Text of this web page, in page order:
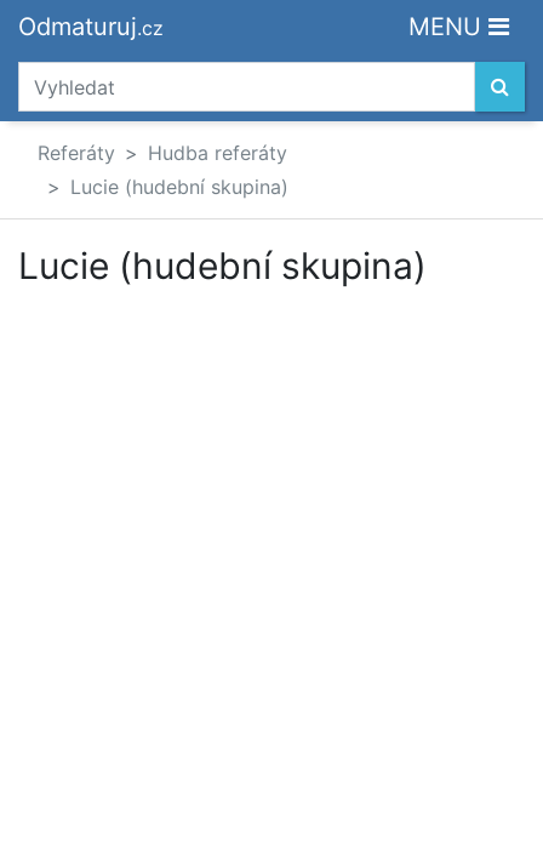
Odmaturuj.cz MENU
Referáty
Hudba referáty
Lucie (hudební skupina)
Lucie (hudební skupina)